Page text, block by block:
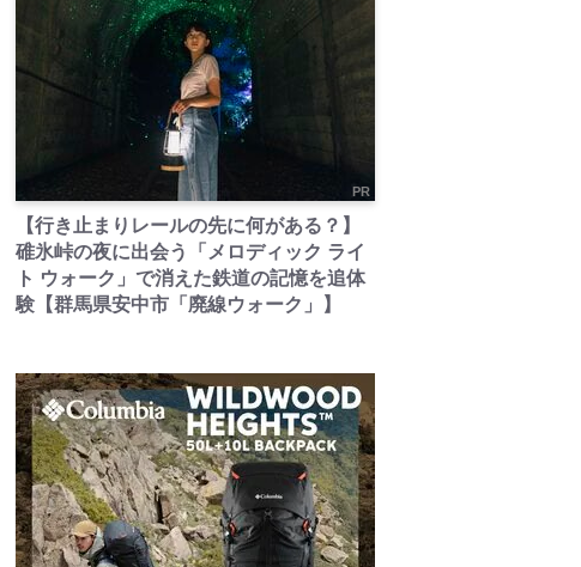
PR
【行き止まりレールの先に何がある？】
碓氷峠の夜に出会う「メロディック ライ
ト ウォーク」で消えた鉄道の記憶を追体
験【群馬県安中市「廃線ウォーク」】